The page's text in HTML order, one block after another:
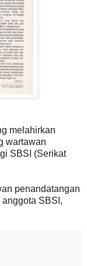
melahirkan
wartawan
SBSI (Serikat
penandatangan
SBSI,